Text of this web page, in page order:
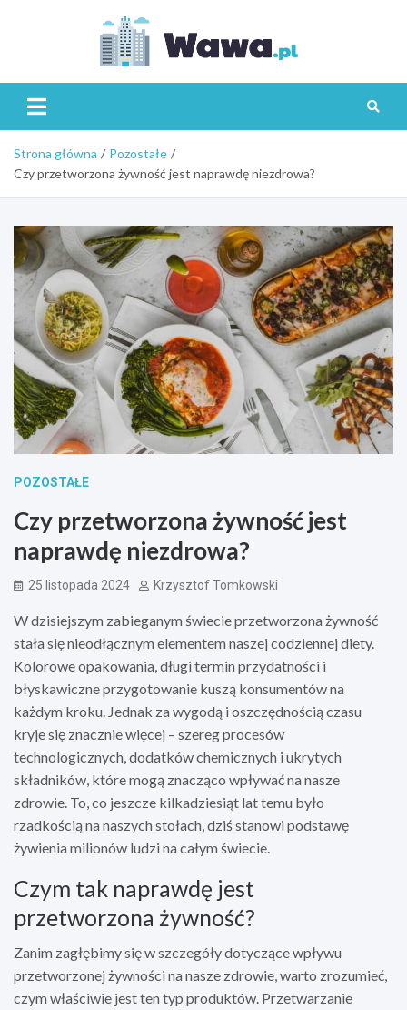
Strona główna
Pozostałe
Czy przetworzona żywność jest naprawdę niezdrowa?
POZOSTAŁE
Czy przetworzona żywność jest
naprawdę niezdrowa?
25 listopada 2024 Krzysztof Tomkowski
W dzisiejszym zabieganym świecie przetworzona żywność
stała się nieodłącznym elementem naszej codziennej diety.
Kolorowe opakowania, długi termin przydatności i
błyskawiczne przygotowanie kuszą konsumentów na
każdym kroku. Jednak za wygodą i oszczędnością czasu
kryje się znacznie więcej – szereg procesów
technologicznych, dodatków chemicznych i ukrytych
składników, które mogą znacząco wpływać na nasze
zdrowie. To, co jeszcze kilkadziesiąt lat temu było
rzadkością na naszych stołach, dziś stanowi podstawę
żywienia milionów ludzi na całym świecie.
Czym tak naprawdę jest
przetworzona żywność?
Zanim zagłębimy się w szczegóły dotyczące wpływu
przetworzonej żywności na nasze zdrowie, warto zrozumieć,
czym właściwie jest ten typ produktów. Przetwarzanie